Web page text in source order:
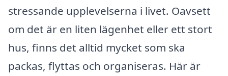
stressande upplevelserna i livet. Oavsett
om det är en liten lägenhet eller ett stort
hus, finns det alltid mycket som ska
packas, flyttas och organiseras. Här är